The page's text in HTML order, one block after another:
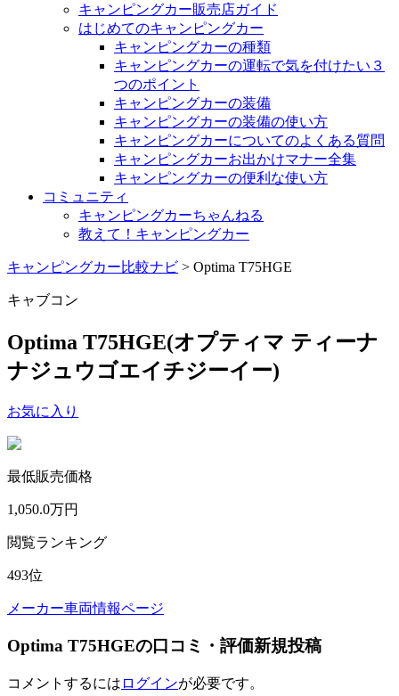
キャンピングカー販売店ガイド
はじめてのキャンピングカー
キャンピングカーの種類
キャンピングカーの運転で気を付けたい３
つのポイント
キャンピングカーの装備
キャンピングカーの装備の使い方
キャンピングカーについてのよくある質問
キャンピングカーお出かけマナー全集
キャンピングカーの便利な使い方
コミュニティ
キャンピングカーちゃんねる
教えて！キャンピングカー
キャンピングカー比較ナビ > Optima T75HGE
キャブコン
Optima T75HGE(オプティマ ティーナ
ナジュウゴエイチジーイー)
お気に入り
最低販売価格
1,050.0万円
閲覧ランキング
493位
メーカー車両情報ページ
Optima T75HGEの口コミ・評価新規投稿
コメントするには ログインが必要です。